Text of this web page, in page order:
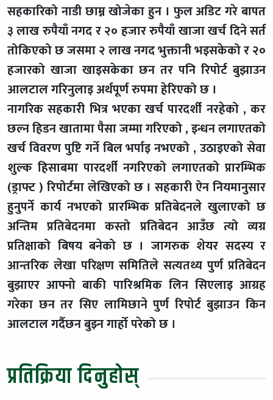
सहकारिको नाडी छाम्न खोजेका हुन । फुल अडिट गरे बापत
३ लाख रुपैयाँ नगद र २० हजार रुपैयाँ खाजा खर्च दिने सर्त
तोकिएको छ जसमा २ लाख नगद भुक्तानी भइसकेको र २०
हजारको खाजा खाइसकेका छन तर पनि रिपोर्ट बुझाउन
आलटाल गरिनुलाइ अर्थपूर्ण रुपमा हेरिएको छ ।
नागरिक सहकारी भित्र भएका खर्च पारदर्शी नरहेको , कर
छल्न हिडन खातामा पैसा जम्मा गरिएको , इन्धन लगाएतको
खर्च विवरण पुष्टि गर्ने बिल भर्पाइ नभएको , उठाइएको सेवा
शुल्क हिसाबमा पारदर्शी नगरिएको लगाएतको प्रारम्भिक
(ड्राफ्ट ) रिपोर्टमा लेखिएको छ । सहकारी ऐन नियमानुसार
हुनुपर्ने कार्य नभएको प्रारम्भिक प्रतिबेदनले खुलाएको छ
अन्तिम प्रतिबेदनमा कस्तो प्रतिबेदन आउँछ त्यो व्यग्र
प्रतिक्षाको बिषय बनेको छ । जागरुक शेयर सदस्य र
आन्तरिक लेखा परिक्षण समितिले सत्यतथ्य पुर्ण प्रतिबेदन
बुझाएर आफ्नो बाकी पारिश्रमिक लिन सिएलाइ आग्रह
गरेका छन तर सिए लामिछाने पुर्ण रिपोर्ट बुझाउन किन
आलटाल गर्दैछन बुझ्न गार्हो परेको छ ।
प्रतिक्रिया दिनुहोस्